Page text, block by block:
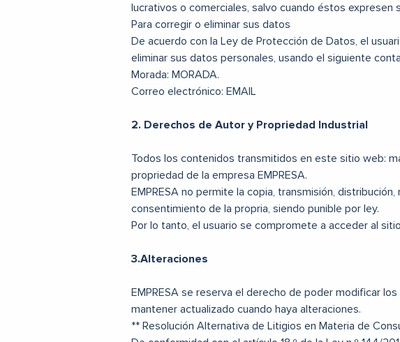
lucrativos o comerciales, salvo cuando éstos expresen
Para corregir o eliminar sus datos
De acuerdo con la Ley de Protección de Datos, el
eliminar sus datos personales, usando el siguiente
Morada: MORADA.
Correo electrónico: EMAIL
2. Derechos de Autor y Propriedad Industrial
Todos los contenidos transmitidos en este sitio web:
propriedad de la empresa EMPRESA.
EMPRESA no permite la copia, transmisión,
consentimiento de la propria, siendo punible por ley.
Por lo tanto, el usuario se compromete a acceder al
3.Alteraciones
EMPRESA se reserva el derecho de poder modificar
mantener actualizado cuando haya alteraciones.
** Resolución Alternativa de Litigios en Materia de